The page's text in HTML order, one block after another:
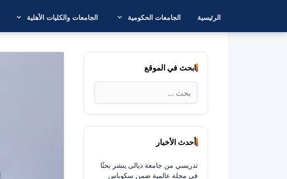
الرئيسية الجامعات الحكومية الجامعات والكليات الأهلية
ابحث في الموقع
البحث
عن:
أحدث الأخبار
تدريسي من جامعة ديالى ينشر بحثًا
في مجلة عالمية ضمن سكوباس